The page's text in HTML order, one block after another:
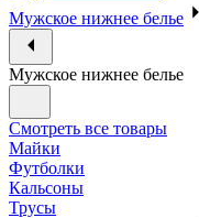
Мужское нижнее белье
Мужское нижнее белье
Смотреть все товары
Майки
Футболки
Кальсоны
Трусы